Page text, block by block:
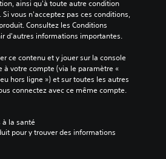
ainsi qu'à toute autre condition
vous n'acceptez pas ces conditions,
Consultez les Conditions
d'autres informations importantes.
ce contenu et y jouer sur la console
à votre compte (via le paramètre «
hors ligne ») et sur toutes les autres
connectez avec ce même compte.
la santé